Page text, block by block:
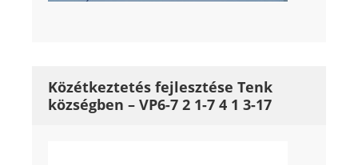
Közétkeztetés fejlesztése Tenk
községben – VP6-7 2 1-7 4 1 3-17